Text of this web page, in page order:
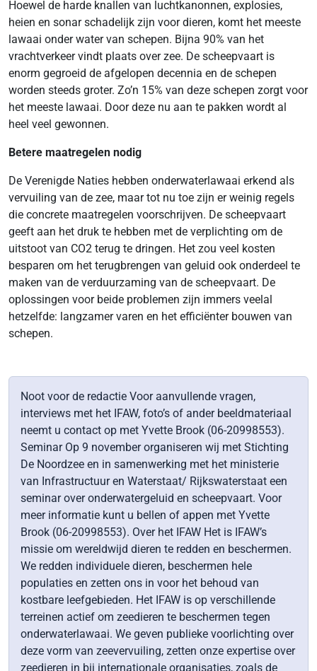
Hoewel de harde knallen van luchtkanonnen, explosies,
heien en sonar schadelijk zijn voor dieren, komt het meeste
lawaai onder water van schepen. Bijna 90% van het
vrachtverkeer vindt plaats over zee. De scheepvaart is
enorm gegroeid de afgelopen decennia en de schepen
worden steeds groter. Zo’n 15% van deze schepen zorgt voor
het meeste lawaai. Door deze nu aan te pakken wordt al
heel veel gewonnen.
Betere maatregelen nodig
De Verenigde Naties hebben onderwaterlawaai erkend als
vervuiling van de zee, maar tot nu toe zijn er weinig regels
die concrete maatregelen voorschrijven. De scheepvaart
geeft aan het druk te hebben met de verplichting om de
uitstoot van CO2 terug te dringen. Het zou veel kosten
besparen om het terugbrengen van geluid ook onderdeel te
maken van de verduurzaming van de scheepvaart. De
oplossingen voor beide problemen zijn immers veelal
hetzelfde: langzamer varen en het efficiënter bouwen van
schepen.
Noot voor de redactie Voor aanvullende vragen,
interviews met het IFAW, foto’s of ander beeldmateriaal
neemt u contact op met Yvette Brook (06-20998553).
Seminar Op 9 november organiseren wij met Stichting
De Noordzee en in samenwerking met het ministerie
van Infrastructuur en Waterstaat/ Rijkswaterstaat een
seminar over onderwatergeluid en scheepvaart. Voor
meer informatie kunt u bellen of appen met Yvette
Brook (06-20998553). Over het IFAW Het is IFAW’s
missie om wereldwijd dieren te redden en beschermen.
We redden individuele dieren, beschermen hele
populaties en zetten ons in voor het behoud van
kostbare leefgebieden. Het IFAW is op verschillende
terreinen actief om zeedieren te beschermen tegen
onderwaterlawaai. We geven publieke voorlichting over
deze vorm van zeevervuiling, zetten onze expertise over
zeedieren in bij internationale organisaties, zoals de